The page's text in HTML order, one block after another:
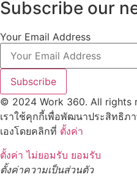
Subscribe our
Your Email Address
Subscribe
© 2024 Work 360. All rights
เราใช้คุกกี้เพื่อพัฒนาประสิทธิภ
เองโดยคลิกที่ ตั้งค่า
ตั้งค่า ไม่ยอมรับ ยอมรับ
ตั้งค่าความเป็นส่วนตัว